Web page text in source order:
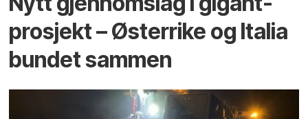
prosjekt – Østerrike og Italia
bundet sammen